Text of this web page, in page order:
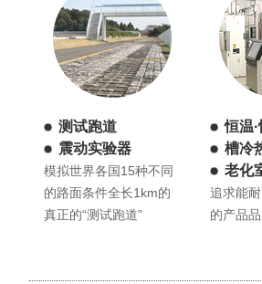
测试跑道
震动实验器
模拟世界各国15种不同
的路面条件全长1km的
真正的“测试跑道”
恒温
槽冷
老化
追求能
的产品